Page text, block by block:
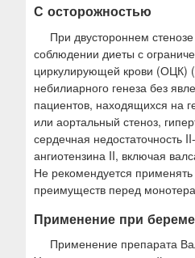
С осторожностью
При двустороннем
соблюдении диеты с
циркулирующей крови (ОЦК)
небилиарного генеза без
пациентов, находящихся на
или аортальный стеноз,
сердечная недостаточность
ангиотензина II, включая
Не рекомендуется
преимуществ перед
Применение при
Применение препарата